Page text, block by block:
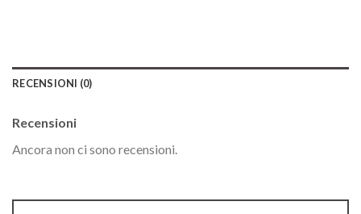
RECENSIONI (0)
Recensioni
Ancora non ci sono recensioni.